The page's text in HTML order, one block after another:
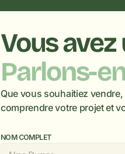
Parlons-
Que vous souhaitiez
comprendre votre projet et
NOM COMPLET